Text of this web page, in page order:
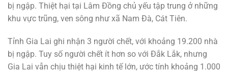
bị ngập. Thiệt hại tại Lâm Đồng chủ yếu tập trung ở những
khu vực trũng, ven sông như xã Nam Đà, Cát Tiên.
Tỉnh Gia Lai ghi nhận 3 người chết, với khoảng 19.200 nhà
bị ngập. Tuy số người chết ít hơn so với Đắk Lắk, nhưng
Gia Lai vẫn chịu thiệt hại kinh tế lớn, ước tính khoảng 1.000